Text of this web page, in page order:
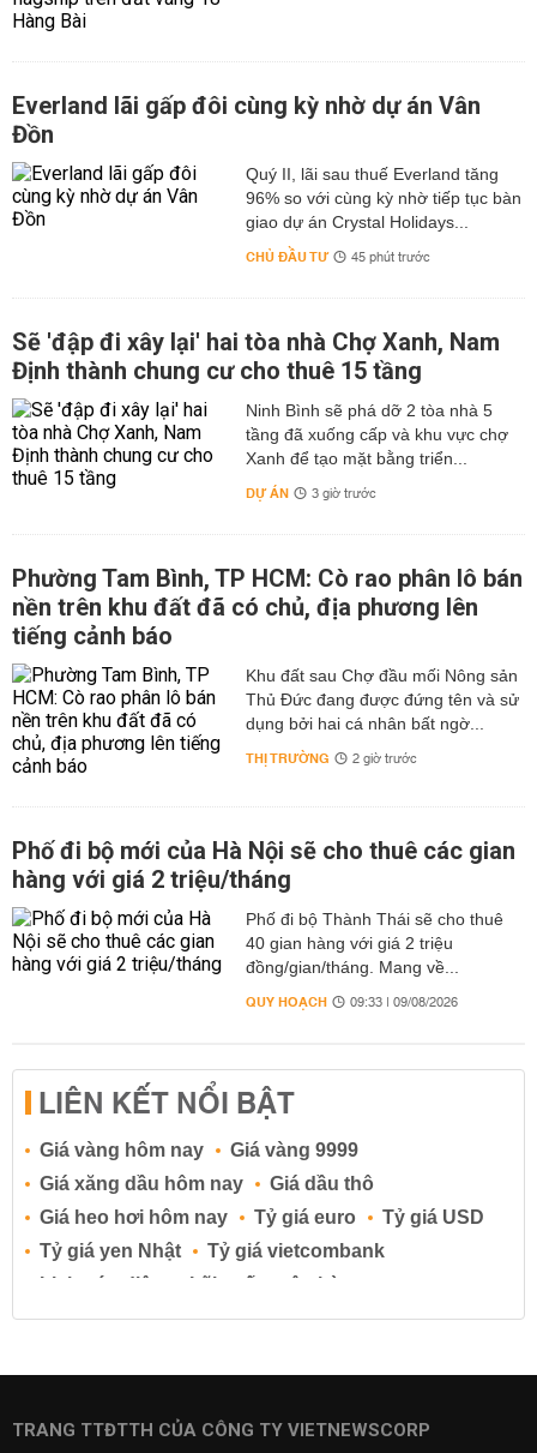
Everland lãi gấp đôi cùng kỳ nhờ dự án Vân
Đồn
Quý II, lãi sau thuế Everland tăng
96% so với cùng kỳ nhờ tiếp tục bàn
giao dự án Crystal Holidays...
CHỦ ĐẦU TƯ 45 phút trước
Sẽ 'đập đi xây lại' hai tòa nhà Chợ Xanh, Nam
Định thành chung cư cho thuê 15 tầng
Ninh Bình sẽ phá dỡ 2 tòa nhà 5
tầng đã xuống cấp và khu vực chợ
Xanh để tạo mặt bằng triển...
DỰ ÁN 3 giờ trước
Phường Tam Bình, TP HCM: Cò rao phân lô bán
nền trên khu đất đã có chủ, địa phương lên
tiếng cảnh báo
Khu đất sau Chợ đầu mối Nông sản
Thủ Đức đang được đứng tên và sử
dụng bởi hai cá nhân bất ngờ...
THỊ TRƯỜNG 2 giờ trước
Phố đi bộ mới của Hà Nội sẽ cho thuê các gian
hàng với giá 2 triệu/tháng
Phố đi bộ Thành Thái sẽ cho thuê
40 gian hàng với giá 2 triệu
đồng/gian/tháng. Mang về...
QUY HOẠCH 09:33 | 09/08/2026
LIÊN KẾT NỔI BẬT
Giá vàng hôm nay
Giá vàng 9999
Giá xăng dầu hôm nay
Giá dầu thô
Giá heo hơi hôm nay
Tỷ giá euro
Tỷ giá USD
Tỷ giá yen Nhật
Tỷ giá vietcombank
Lịch cúp điện
Lãi suất ngân hàng
Lãi suất tiết kiệm
Lãi suất tiền gửi
Lãi suất ngân hàng BIDV
TRANG TTĐTTH CỦA CÔNG TY VIETNEWSCORP